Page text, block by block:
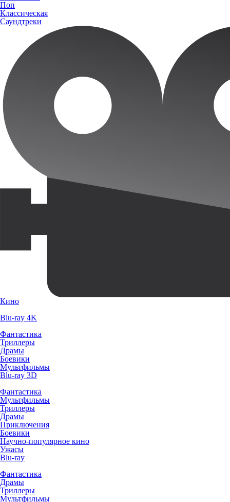
Поп
Классическая
Саундтреки
Кино
Blu-ray 4K
Фантастика
Триллеры
Драмы
Боевики
Мультфильмы
Blu-ray 3D
Фантастика
Мультфильмы
Триллеры
Драмы
Приключения
Боевики
Научно-популярное кино
Ужасы
Blu-ray
Фантастика
Драмы
Триллеры
Мультфильмы